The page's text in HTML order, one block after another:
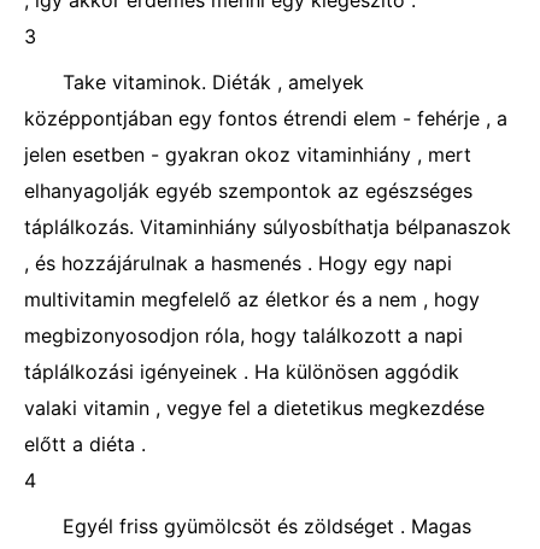
3
Take vitaminok. Diéták , amelyek
középpontjában egy fontos étrendi elem - fehérje , a
jelen esetben - gyakran okoz vitaminhiány , mert
elhanyagolják egyéb szempontok az egészséges
táplálkozás. Vitaminhiány súlyosbíthatja bélpanaszok
, és hozzájárulnak a hasmenés . Hogy egy napi
multivitamin megfelelő az életkor és a nem , hogy
megbizonyosodjon róla, hogy találkozott a napi
táplálkozási igényeinek . Ha különösen aggódik
valaki vitamin , vegye fel a dietetikus megkezdése
előtt a diéta .
4
Egyél friss gyümölcsöt és zöldséget . Magas